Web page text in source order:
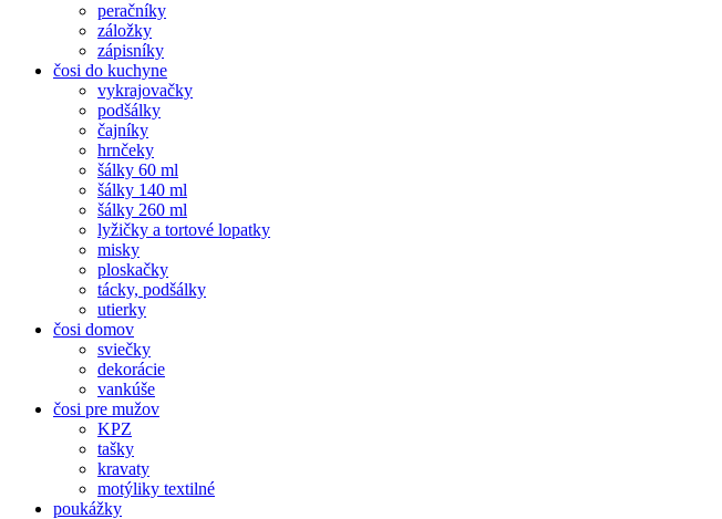
peračníky
záložky
zápisníky
čosi do kuchyne
vykrajovačky
podšálky
čajníky
hrnčeky
šálky 60 ml
šálky 140 ml
šálky 260 ml
lyžičky a tortové lopatky
misky
ploskačky
tácky, podšálky
utierky
čosi domov
sviečky
dekorácie
vankúše
čosi pre mužov
KPZ
tašky
kravaty
motýliky textilné
poukážky